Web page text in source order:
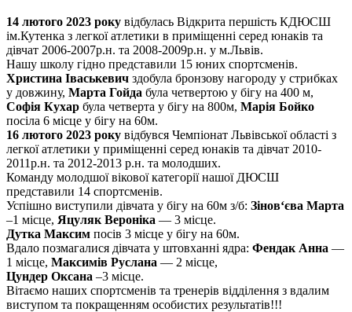
14 лютого 2023 року відбулась Відкрита першість КДЮСШ
ім.Кутенка з легкої атлетики в приміщенні серед юнаків та
дівчат 2006-2007р.н. та 2008-2009р.н. у м.Львів.
Нашу школу гідно представили 15 юних спортсменів.
Христина Іваськевич здобула бронзову нагороду у стрибках
у довжину, Марта Гойда була четвертою у бігу на 400 м,
Софія Кухар була четверта у бігу на 800м, Марія Бойко
посіла 6 місце у бігу на 60м.
16 лютого 2023 року відбувся Чемпіонат Львівської області з
легкої атлетики у приміщенні серед юнаків та дівчат 2010-
2011р.н. та 2012-2013 р.н. та молодших.
Команду молодшої вікової категорії нашої ДЮСШ
представили 14 спортсменів.
Успішно виступили дівчата у бігу на 60м з/б: Зінов‘єва Марта
–1 місце, Яцуляк Вероніка — 3 місце.
Дутка Максим посів 3 місце у бігу на 60м.
Вдало позмагалися дівчата у штовханні ядра: Фендак Анна —
1 місце, Максимів Руслана — 2 місце,
Цундер Оксана –3 місце.
Вітаємо наших спортсменів та тренерів відділення з вдалим
виступом та покращенням особистих результатів!!!